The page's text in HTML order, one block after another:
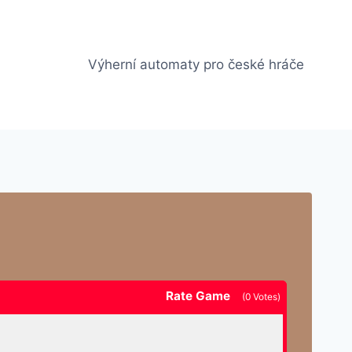
Výherní automaty pro české hráče
Rate Game (0 Votes)